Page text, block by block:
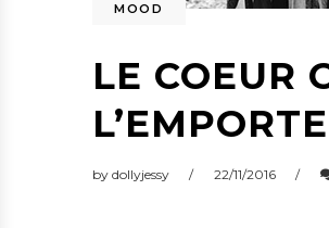
MOOD
LE COEUR
by dollyjessy 22/11/2016